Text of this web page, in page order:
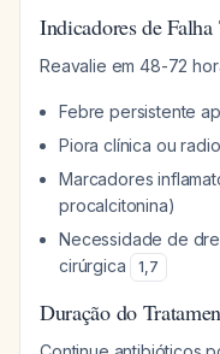
Indicadores de Falha
Reavalie em 48-72
Febre persistente
Piora clínica ou
Marcadores
procalcitonina)
Necessidade de
cirúrgica
1,7
Duração do